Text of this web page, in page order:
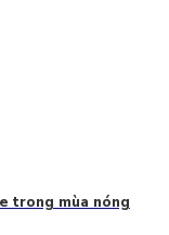
trong mùa nóng